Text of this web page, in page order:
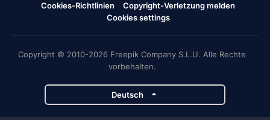
Cookies-Richtlinien
Copyright-Verletzung melden
Cookies settings
Copyright © 2010-2026 Freepik Company S.L.U. Alle Rechte
vorbehalten.
Deutsch